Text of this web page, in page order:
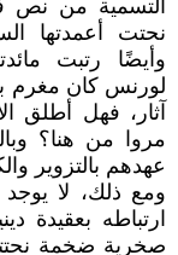
التسمية من نص
نحتت أعمدتها
وأيضًا رتبت
لورنس كان مغرم
آثار، فهل أطلق
مروا من هنا؟
عهدهم بالتزوير
ومع ذلك، لا
ارتباطه بعقيدة
صخرية ضخمة